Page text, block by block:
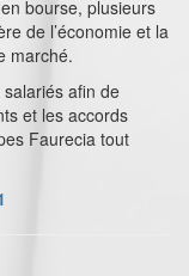
bourse, plusieurs
de l’économie et la
marché.
afin de
et les accords
Faurecia tout